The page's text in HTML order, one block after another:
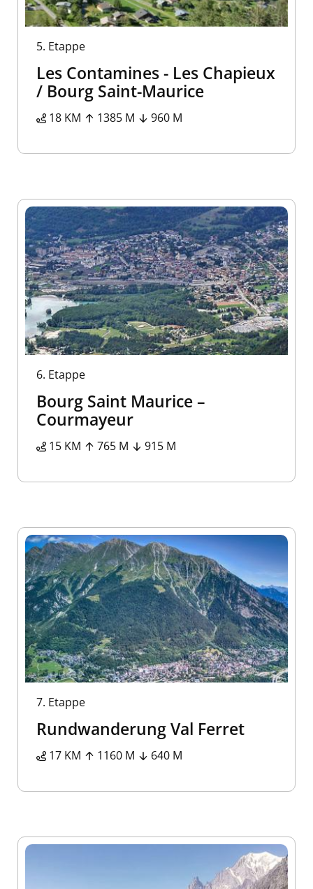
5. Etappe
Les Contamines - Les Chapieux
/ Bourg Saint-Maurice
18 KM 1385 M 960 M
6. Etappe
Bourg Saint Maurice –
Courmayeur
15 KM 765 M 915 M
7. Etappe
Rundwanderung Val Ferret
17 KM 1160 M 640 M